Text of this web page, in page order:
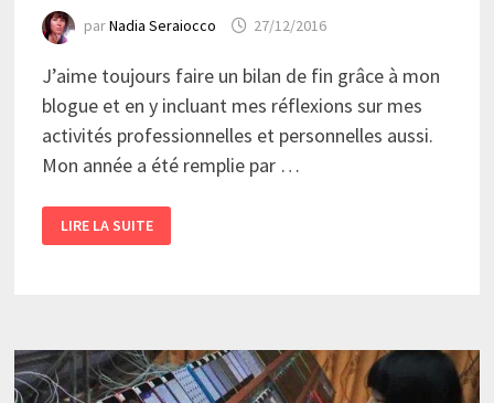
parNadia Seraiocco 27/12/2016
J’aime toujours faire un bilan de fin grâce à mon
blogue et en y incluant mes réflexions sur mes
activités professionnelles et personnelles aussi.
Mon année a été remplie par …
BILAN
DE
FIN
2017…
LIRE LA SUITE